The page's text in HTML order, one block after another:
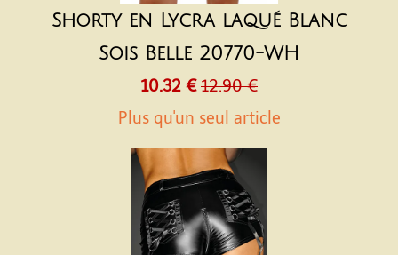
Shorty en Lycra laqué Blanc
Sois Belle 20770-WH
10.32 € 12.90 €
Plus qu'un seul article